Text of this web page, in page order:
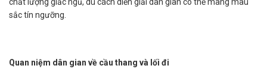
sắc tín ngưỡng.
Quan niệm dân gian về cầu thang và lối đi